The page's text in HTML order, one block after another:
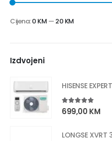
Cijena:0 KM — 20 KM
Izdvojeni
HISENSE
5.00 out of 5
699,00 KM
LONGSE